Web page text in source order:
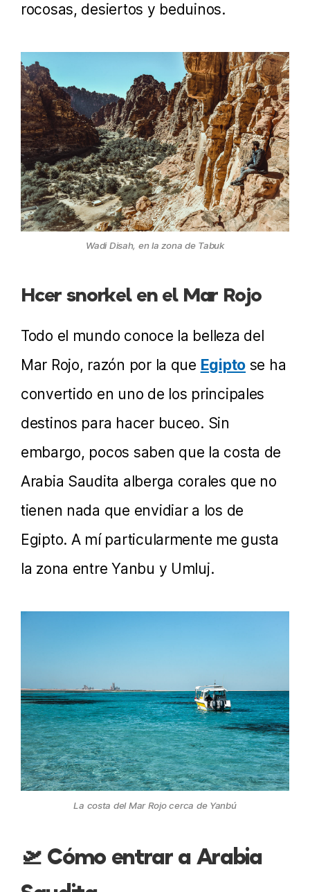
rocosas, desiertos y beduinos.
Wadi Disah, en la zona de Tabuk
Hcer snorkel en el Mar Rojo
Todo el mundo conoce la belleza del
Mar Rojo, razón por la que Egipto se ha
convertido en uno de los principales
destinos para hacer buceo. Sin
embargo, pocos saben que la costa de
Arabia Saudita alberga corales que no
tienen nada que envidiar a los de
Egipto. A mí particularmente me gusta
la zona entre Yanbu y Umluj.
La costa del Mar Rojo cerca de Yanbú
🛫 Cómo entrar a Arabia